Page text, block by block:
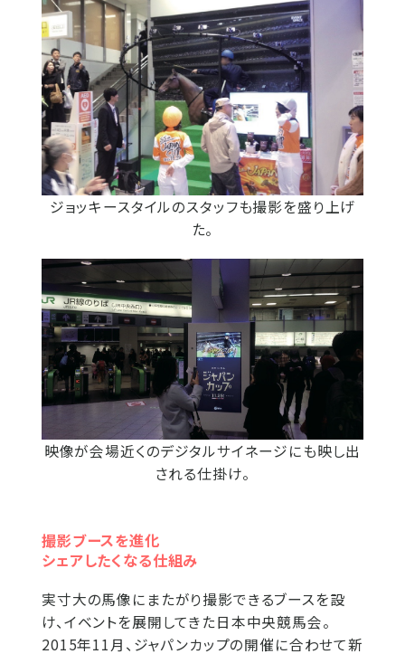
ジョッキースタイルのスタッフも撮影を盛り上げ
た。
映像が会場近くのデジタルサイネージにも映し出
される仕掛け。
撮影ブースを進化
シェアしたくなる仕組み
実寸大の馬像にまたがり撮影できるブースを設
け、イベントを展開してきた日本中央競馬会。
2015年11月、ジャパンカップの開催に合わせて新